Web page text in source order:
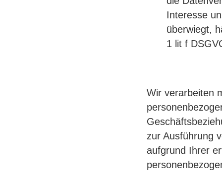
Interesse
überwiegt,
1 lit f
Wir verarbeiten
zur Ausführung
aufgrund Ihrer